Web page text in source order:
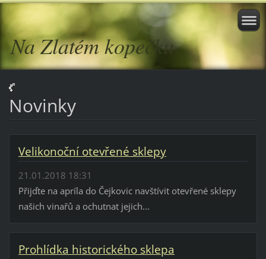
Na Zlatém kopečku
Novinky
Velikonoční otevřené sklepy
21.01.2018 18:31
Přijďte na apríla do Čejkovic navštívit otevřené sklepy
našich vinařů a ochutnat jejich...
Prohlídka historického sklepa